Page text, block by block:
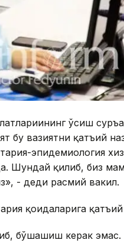
ўсиш
бу вазиятни қатъий
эпидемиология
Шундай қилиб, биз
- деди расмий вакил.
қоидаларига
бўшашиш керак эмас.